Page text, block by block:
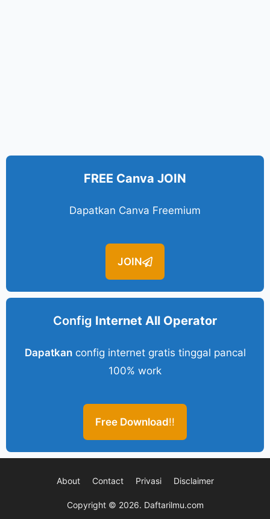
FREE Canva JOIN
Dapatkan Canva Freemium
JOIN
Config Internet All Operator
Dapatkanconfig internet gratis tinggal pancal
100% work
Free Download!!
About Contact Privasi Disclaimer
Copyright © 2026. Daftarilmu.com